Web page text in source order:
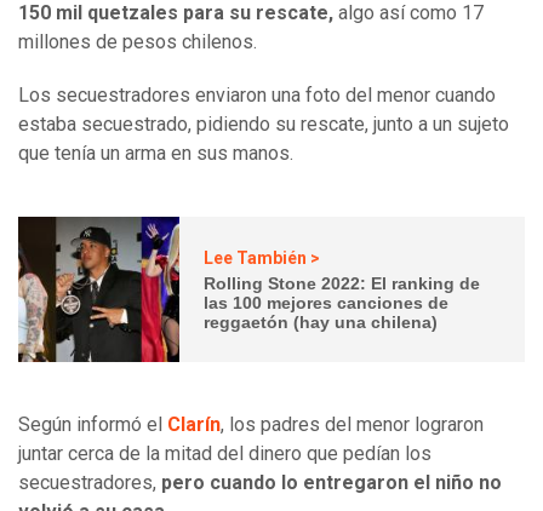
150 mil quetzales para su rescate, algo así como 17
millones de pesos chilenos.
Los secuestradores enviaron una foto del menor cuando
estaba secuestrado, pidiendo su rescate, junto a un sujeto
que tenía un arma en sus manos.
Lee También >
Rolling Stone 2022: El ranking de
las 100 mejores canciones de
reggaetón (hay una chilena)
Según informó el Clarín, los padres del menor lograron
juntar cerca de la mitad del dinero que pedían los
secuestradores, pero cuando lo entregaron el niño no